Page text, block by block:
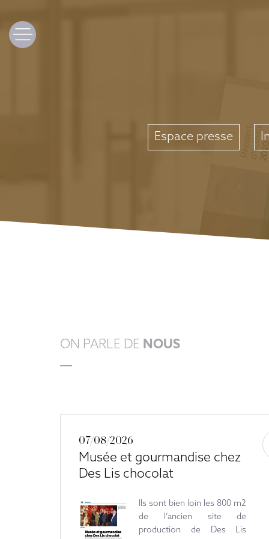
Espace presse
ON PARLE DE NOUS
07/08/2026
Musée et gourmandise chez
Des Lis chocolat
Ils sont bien loin les 800 m2
de l’ancien site de
production de Des Lis